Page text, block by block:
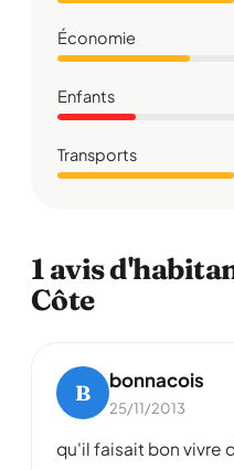
Économie
Enfants
Transports
1 avis
Côte
B bonnacois
25/11/2013
qu'il faisait bon vivre